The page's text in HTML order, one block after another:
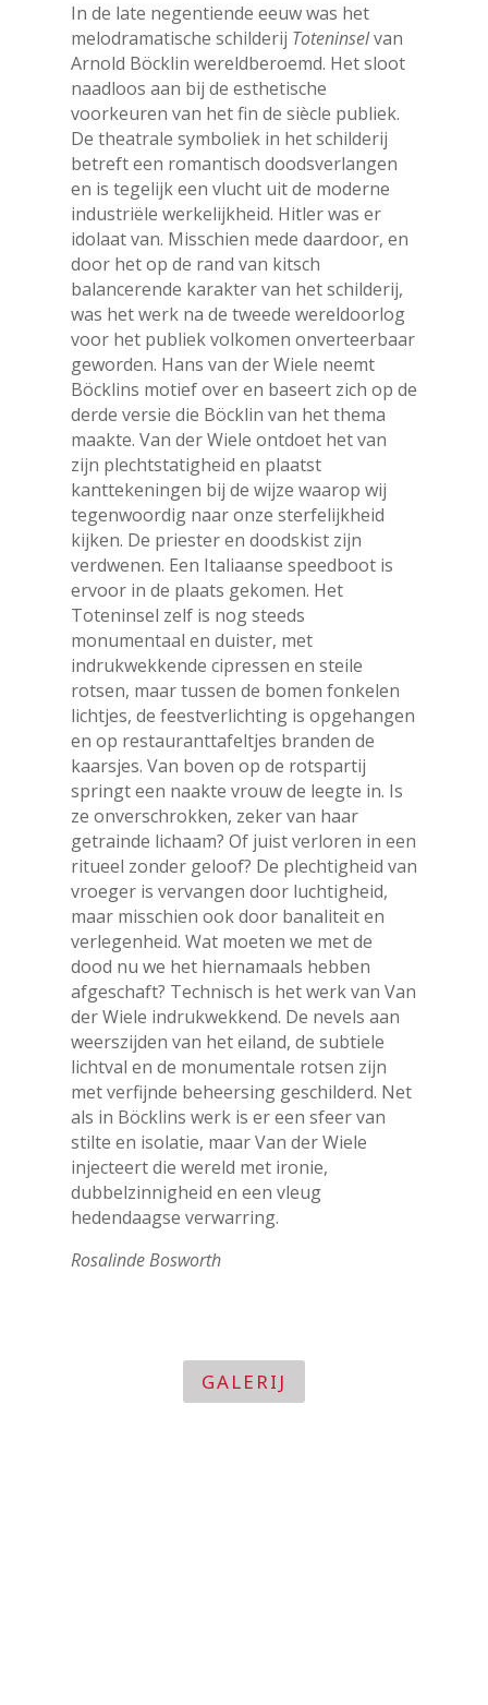
In de late negentiende eeuw was het
melodramatische schilderij Toteninselvan
Arnold Böcklin wereldberoemd. Het sloot
naadloos aan bij de esthetische
voorkeuren van het fin de siècle publiek.
De theatrale symboliek in het schilderij
betreft een romantisch doodsverlangen
en is tegelijk een vlucht uit de moderne
industriële werkelijkheid. Hitler was er
idolaat van. Misschien mede daardoor, en
door het op de rand van kitsch
balancerende karakter van het schilderij,
was het werk na de tweede wereldoorlog
voor het publiek volkomen onverteerbaar
geworden. Hans van der Wiele neemt
Böcklins motief over en baseert zich op de
derde versie die Böcklin van het thema
maakte. Van der Wiele ontdoet het van
zijn plechtstatigheid en plaatst
kanttekeningen bij de wijze waarop wij
tegenwoordig naar onze sterfelijkheid
kijken. De priester en doodskist zijn
verdwenen. Een Italiaanse speedboot is
ervoor in de plaats gekomen. Het
Toteninsel zelf is nog steeds
monumentaal en duister, met
indrukwekkende cipressen en steile
rotsen, maar tussen de bomen fonkelen
lichtjes, de feestverlichting is opgehangen
en op restauranttafeltjes branden de
kaarsjes. Van boven op de rotspartij
springt een naakte vrouw de leegte in. Is
ze onverschrokken, zeker van haar
getrainde lichaam? Of juist verloren in een
ritueel zonder geloof? De plechtigheid van
vroeger is vervangen door luchtigheid,
maar misschien ook door banaliteit en
verlegenheid. Wat moeten we met de
dood nu we het hiernamaals hebben
afgeschaft? Technisch is het werk van Van
der Wiele indrukwekkend. De nevels aan
weerszijden van het eiland, de subtiele
lichtval en de monumentale rotsen zijn
met verfijnde beheersing geschilderd. Net
als in Böcklins werk is er een sfeer van
stilte en isolatie, maar Van der Wiele
injecteert die wereld met ironie,
dubbelzinnigheid en een vleug
hedendaagse verwarring.
Rosalinde Bosworth
GALERIJ